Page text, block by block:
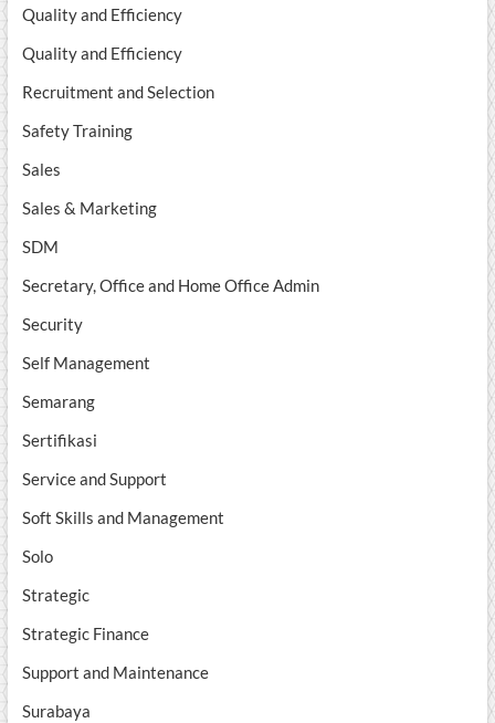
Quality and Efficiency
Quality and Efficiency
Recruitment and Selection
Safety Training
Sales
Sales & Marketing
SDM
Secretary, Office and Home Office Admin
Security
Self Management
Semarang
Sertifikasi
Service and Support
Soft Skills and Management
Solo
Strategic
Strategic Finance
Support and Maintenance
Surabaya